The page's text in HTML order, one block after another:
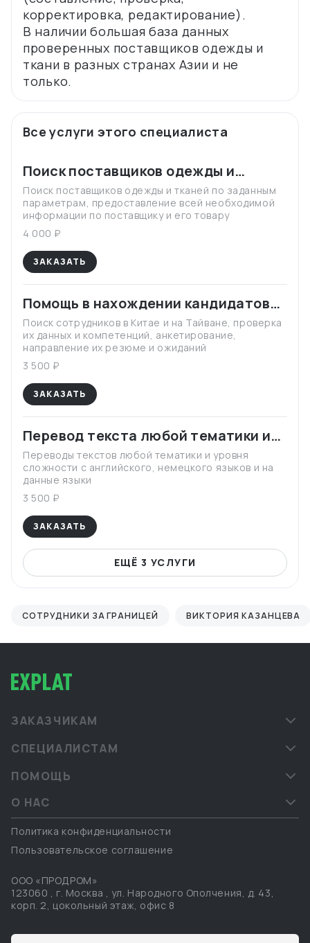
корректировка, редактирование).
В наличии большая база данных
проверенных поставщиков одежды и
ткани в разных странах Азии и не
Все услуги этого специалиста
Поиск поставщиков одежды и
тканей
Поиск поставщиков одежды и тканей по заданным
параметрам, предоставление всей необходимой
информации по поставщику и его товару
4 000 ₽
ЗАКАЗАТЬ
Помощь в нахождении кандидатов
на работу в Китае
Поиск сотрудников в Китае и на Тайване, проверка
их данных и компетенций, анкетирование,
направление их резюме и ожиданий
3 500 ₽
ЗАКАЗАТЬ
Перевод текста любой тематики и
сложности
Переводы текстов любой тематики и уровня
сложности с английского, немецкого языков и на
данные языки
3 500 ₽
ЗАКАЗАТЬ
ЕЩЁ 3 УСЛУГИ
СОТРУДНИКИ ЗА ГРАНИЦЕЙ ВИКТОРИЯ КАЗАНЦЕВА
ЗАКАЗЧИКАМ
СПЕЦИАЛИСТАМ
ПОМОЩЬ
О НАС
Политика конфиденциальности
Пользовательское соглашение
ООО «ПРОДРОМ»
123060 , г. Москва , ул. Народного Ополчения, д. 43,
корп. 2, цокольный этаж, офис 8